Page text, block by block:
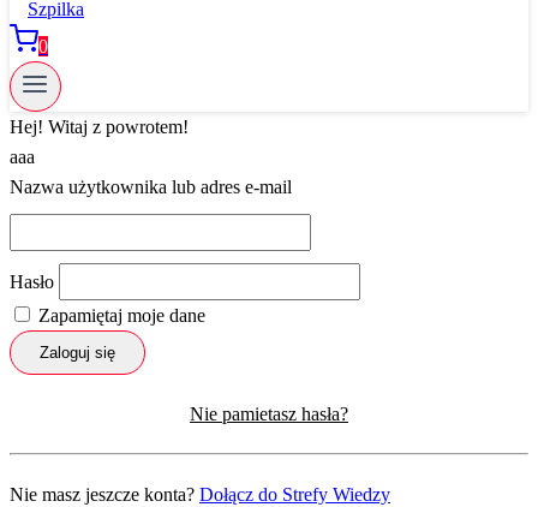
0
Hej! Witaj z powrotem!
aaa
Nazwa użytkownika lub adres e-mail
Hasło
Zapamiętaj moje dane
Zaloguj się
Nie pamietasz hasła?
Nie masz jeszcze konta? Dołącz do Strefy Wiedzy